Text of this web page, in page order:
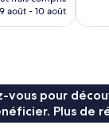
prix
9 août - 10 août
vous pour
Plus de